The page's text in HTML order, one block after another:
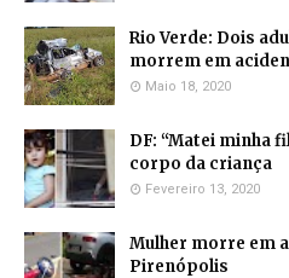
Rio Verde: Dois
morrem em
Maio 18, 2020
DF: “Matei minha
corpo da criança
Fevereiro 13, 2020
Mulher morre em
Pirenópolis